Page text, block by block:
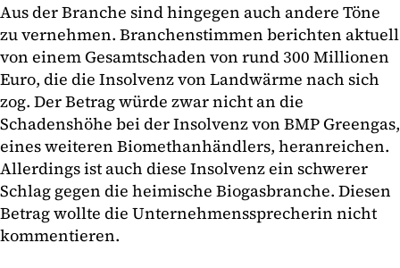
Aus der Branche sind hingegen auch andere Töne
zu vernehmen. Branchenstimmen berichten aktuell
von einem Gesamtschaden von rund 300 Millionen
Euro, die die Insolvenz von Landwärme nach sich
zog. Der Betrag würde zwar nicht an die
Schadenshöhe bei der Insolvenz von BMP Greengas,
eines weiteren Biomethanhändlers, heranreichen.
Allerdings ist auch diese Insolvenz ein schwerer
Schlag gegen die heimische Biogasbranche. Diesen
Betrag wollte die Unternehmenssprecherin nicht
kommentieren.